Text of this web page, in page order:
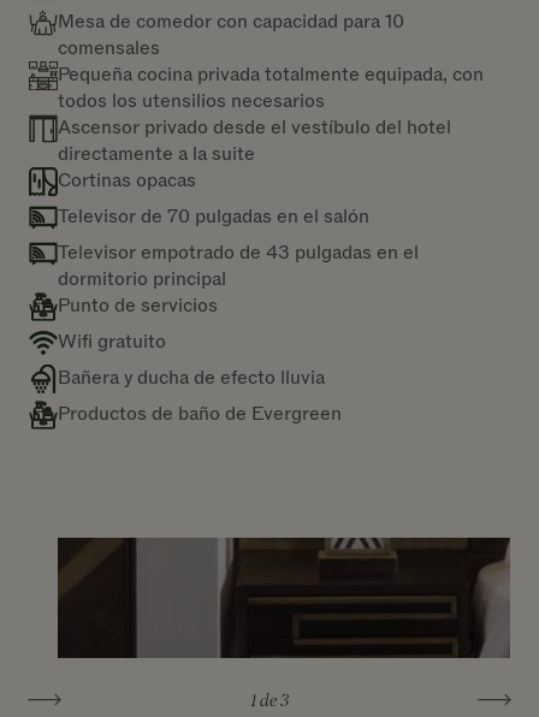
Mesa de comedor con capacidad para 10
comensales
Pequeña cocina privada totalmente equipada, con
todos los utensilios necesarios
Ascensor privado desde el vestíbulo del hotel
directamente a la suite
Cortinas opacas
Televisor de 70 pulgadas en el salón
Televisor empotrado de 43 pulgadas en el
dormitorio principal
Punto de servicios
Wifi gratuito
Bañera y ducha de efecto lluvia
Productos de baño de Evergreen
1de 3